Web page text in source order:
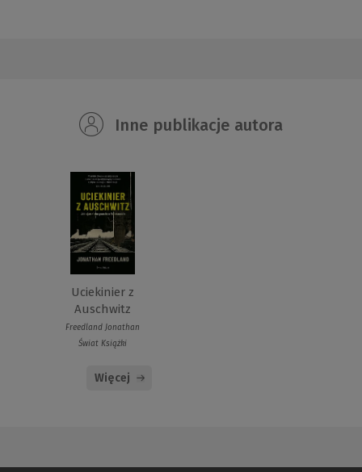
Inne publikacje autora
Uciekinier z
Auschwitz
Freedland Jonathan
Świat Książki
Więcej